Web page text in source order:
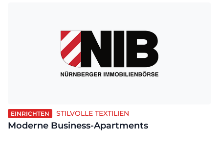
EINRICHTEN STILVOLLE TEXTILIEN
Moderne Business-Apartments